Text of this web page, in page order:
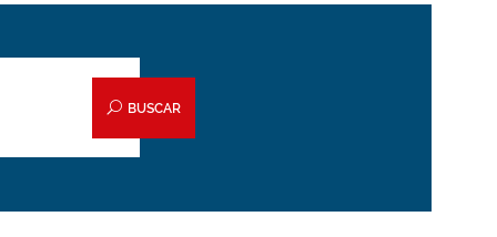
BUSCAR